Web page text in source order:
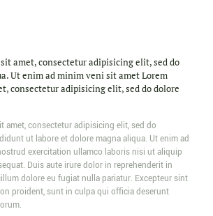
amet, consectetur adipisicing elit, sed do
Ut enim ad minim veni sit amet Lorem
consectetur adipisicing elit, sed do dolore
amet, consectetur adipisicing elit, sed do
ut labore et dolore magna aliqua. Ut enim ad
exercitation ullamco laboris nisi ut aliquip
Duis aute irure dolor in reprehenderit in
dolore eu fugiat nulla pariatur. Excepteur sint
proident, sunt in culpa qui officia deserunt